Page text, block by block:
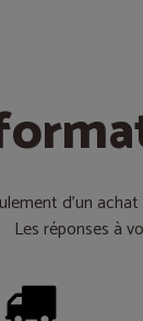
d’un
Les réponses à